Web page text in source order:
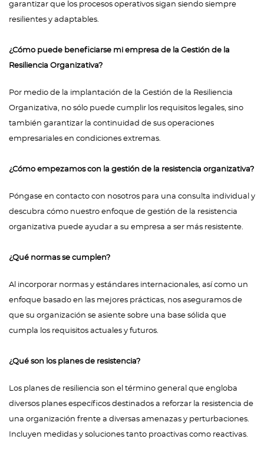
garantizar que los procesos operativos sigan siendo siempre
resilientes y adaptables.
¿Cómo puede beneficiarse mi empresa de la Gestión de la
Resiliencia Organizativa?
Por medio de la implantación de la Gestión de la Resiliencia
Organizativa, no sólo puede cumplir los requisitos legales, sino
también garantizar la continuidad de sus operaciones
empresariales en condiciones extremas.
¿Cómo empezamos con la gestión de la resistencia organizativa?
Póngase en contacto con nosotros para una consulta individual y
descubra cómo nuestro enfoque de gestión de la resistencia
organizativa puede ayudar a su empresa a ser más resistente.
¿Qué normas se cumplen?
Al incorporar normas y estándares internacionales, así como un
enfoque basado en las mejores prácticas, nos aseguramos de
que su organización se asiente sobre una base sólida que
cumpla los requisitos actuales y futuros.
¿Qué son los planes de resistencia?
Los planes de resiliencia son el término general que engloba
diversos planes específicos destinados a reforzar la resistencia de
una organización frente a diversas amenazas y perturbaciones.
Incluyen medidas y soluciones tanto proactivas como reactivas.